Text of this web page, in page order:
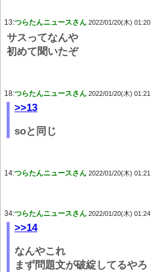
13:つらたんニュースさん 2022/01/20(木) 01:20
サスってなんや
初めて聞いたぞ
18:つらたんニュースさん 2022/01/20(木) 01:21
>>13
soと同じ
14:つらたんニュースさん 2022/01/20(木) 01:21
34:つらたんニュースさん 2022/01/20(木) 01:24
>>14
なんやこれ
まず問題文が破綻してるやろ